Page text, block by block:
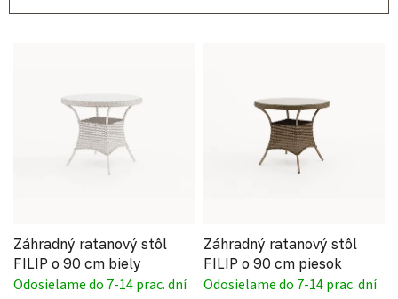
Záhradný ratanový stôl
FILIP o 90 cm biely
Odosielame do 7-14 prac. dní
Záhradný ratanový stôl
FILIP o 90 cm piesok
Odosielame do 7-14 prac. dní